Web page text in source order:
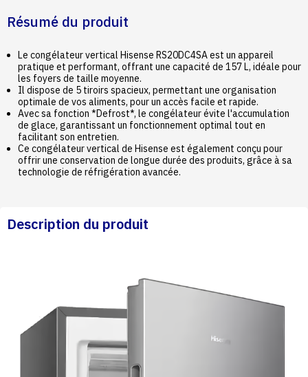
Résumé du produit
Le congélateur vertical Hisense RS20DC4SA est un appareil
pratique et performant, offrant une capacité de 157 L, idéale pour
les foyers de taille moyenne.
Il dispose de 5 tiroirs spacieux, permettant une organisation
optimale de vos aliments, pour un accès facile et rapide.
Avec sa fonction *Defrost*, le congélateur évite l'accumulation
de glace, garantissant un fonctionnement optimal tout en
facilitant son entretien.
Ce congélateur vertical de Hisense est également conçu pour
offrir une conservation de longue durée des produits, grâce à sa
technologie de réfrigération avancée.
Description du produit